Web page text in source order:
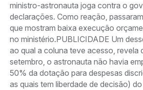
ministro-astronauta joga contra o
declarações. Como reação,
que mostram baixa execução
no ministério.PUBLICIDADE Um
ao qual a coluna teve acesso, revela
setembro, o astronauta não havia
50% da dotação para despesas
as quais tem liberdade de decisão)